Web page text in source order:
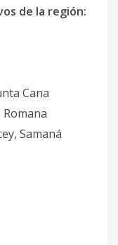
de la región:
Cana
Samaná